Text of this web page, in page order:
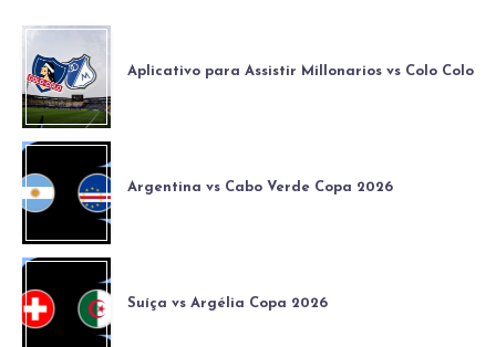
Aplicativo para Assistir Millonarios vs Colo Colo
Argentina vs Cabo Verde Copa 2026
Suíça vs Argélia Copa 2026